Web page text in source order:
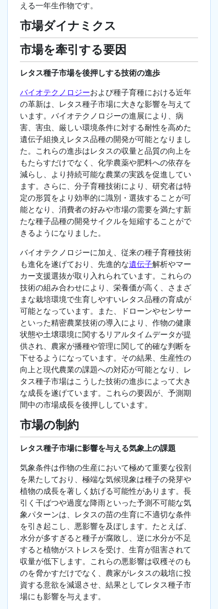
える一年生作物です。
市場ダイナミクス
市場を牽引する要因
レタス種子市場を後押しする技術の進歩
バイオテクノロジーおよび種子育種における近年
の革新は、レタス種子市場に大きな影響を与えて
います。バイオテクノロジーの進展により、病
害、害虫、厳しい環境条件に対する耐性を高めた
遺伝子組換えレタス品種の開発が可能となりまし
た。これらの進歩はレタスの収量と品質の向上を
もたらすだけでなく、化学農薬や肥料への依存を
減らし、より持続可能な農業の実践を促進してい
ます。さらに、分子育種技術により、研究者は特
定の形質をより効率的に識別・選抜することが可
能となり、消費者の好みや市場の需要を満たす新
たな種子品種の開発サイクルを短縮することがで
きるようになりました。
バイオテクノロジーに加え、従来の種子育種技術
も進化を遂げており、先進的な遺伝子解析やマー
カー支援選抜が取り入れられています。これらの
技術の組み合わせにより、栄養価が高く、さまざ
まな栽培環境で生育しやすいレタス品種の育成が
可能となっています。また、ドローンやセンサー
といった精密農業技術の導入により、作物の健康
状態や土壌環境に関するリアルタイムデータが提
供され、農家が播種や管理に関して的確な判断を
下せるようになっています。その結果、生産性の
向上と現代農業の課題への対応が可能となり、レ
タス種子市場はこうした技術の進歩によって大き
な成長を遂げています。これらの要因が、予測期
間中の市場成長を後押ししています。
市場の制約
レタス種子市場に影響を与える気象上の課題
気象条件は作物の生産において極めて重要な役割
を果たしており、極端な気候現象は種子の発芽や
植物の成長を著しく妨げる可能性があります。長
引く干ばつや過度な降雨といった予測不可能な気
象パターンは、レタスの苗の生育に不適切な条件
を引き起こし、悪影響を及ぼします。たとえば、
水分が多すぎると種子が腐敗し、逆に水分が不足
すると植物がストレスを受け、生育が阻害されて
収量が低下します。これらの悪影響は収穫そのも
のを脅かすだけでなく、農家がレタスの栽培に投
資する意欲を減退させ、結果としてレタス種子市
場にも影響を与えます。